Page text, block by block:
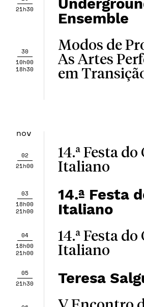
21h30
Ensemble
30
10h00
18h30
Modos de
As Artes
em
nov
02
21h00
14.ª Festa
Italiano
03
18h00
21h00
14.ª Festa
Italiano
04
18h00
21h00
14.ª Festa
Italiano
05
21h30
Teresa